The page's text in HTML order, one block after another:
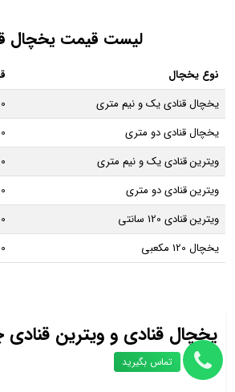
لیست قیمت یخچال
نوع یخچال
یخچال قنادی یک و نیم متری
یخچال قنادی دو متری
ویترین قنادی یک و نیم متری
ویترین قنادی دو متری
ویترین قنادی 120 سانتی
یخچال 120 مکعبی
یخچال قنادی و ویترین
تماس بگیرید